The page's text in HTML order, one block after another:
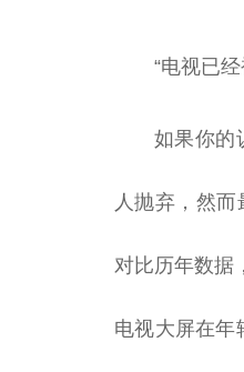
“电视已
如果你的
人抛弃，然而
对比历年数据
电视大屏在年